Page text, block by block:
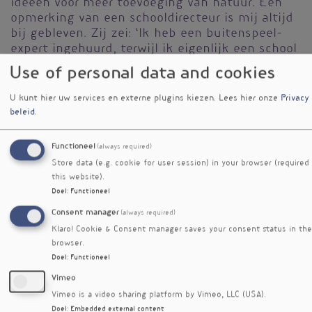
ideeën voor meer toevoeging van natuur. Een
opmerking van een schooldirecteur is mij altijd
bij gebleven. Zij zei: ‘Ik heb een buitenspeel-
expert ingehuurd, terwijl ik eigenlijk een school
vól buitenspeel-experts heb.’ Tegelijkertijd
hebben scholen al heel veel op hun bordje. Ik
wil de verantwoordelijkheid niet bij één partij
leggen en zeker ook niet bij het individu. Dat
hoor ik nu wel vaak: het individu moet zijn
gedrag veranderen. Maar dat is echt héél lastig
in een omgeving die op alle manieren
tegenwerkt.
verantwoordelijkheid is om iedereen de kans te
geven of toegang te geven tot een
beweegvriendelijke ruimte. Hoe we de
maatschappij nu hebben ingericht, is niet goed
voor onze gezondheid en ook niet goed voor de
natuur, de planeet. We hebben gezondheid in
breedste zin geen prioriteit gegeven en
Use of personal data and cookies
U kunt hier uw services en externe plugins kiezen. Lees hier onze
Privacy
beleid.
Functioneel (always required)
Store data (e.g. cookie for user session) in your browser (required
this website).
Doel : Functioneel
Consent manager (always required)
Klaro! Cookie & Consent manager saves your consent status in the
browser.
Doel : Functioneel
Vimeo
Vimeo is a video sharing platform by Vimeo, LLC (USA).
Doel : Embedded external content